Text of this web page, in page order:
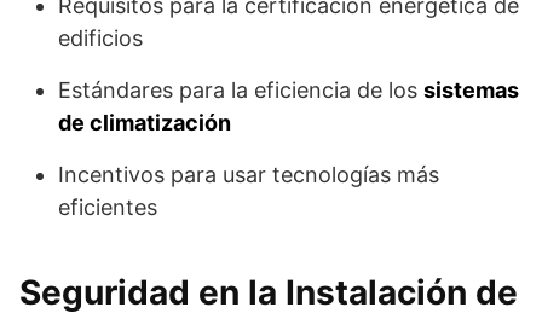
Requisitos para la certificación energética de
edificios
Estándares para la eficiencia de los sistemas
de climatización
Incentivos para usar tecnologías más
eficientes
Seguridad en la Instalación de